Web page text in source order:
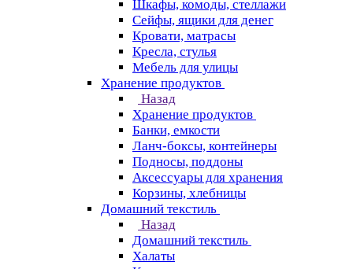
Шкафы, комоды, стеллажи
Сейфы, ящики для денег
Кровати, матрасы
Кресла, стулья
Мебель для улицы
Хранение продуктов
Назад
Хранение продуктов
Банки, емкости
Ланч-боксы, контейнеры
Подносы, поддоны
Аксессуары для хранения
Корзины, хлебницы
Домашний текстиль
Назад
Домашний текстиль
Халаты